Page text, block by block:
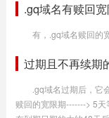
.gq域名有赎回
有，.gq域名赎回的
过期且不再续期
.gq域名过期后，它
赎回的宽限期-------> 5